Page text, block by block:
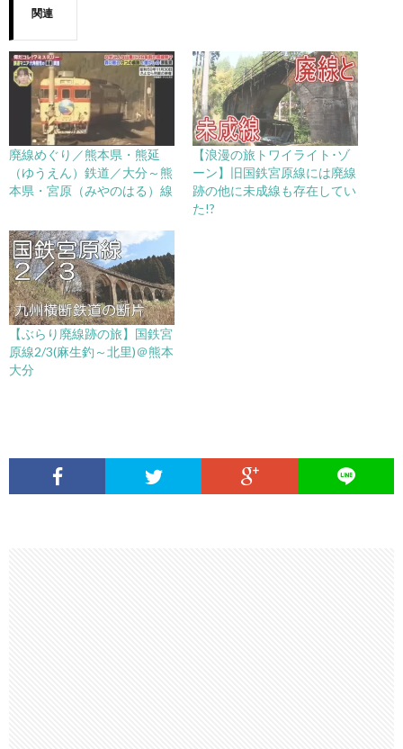
関連
廃線めぐり／熊本県・熊延
（ゆうえん）鉄道／大分～熊
本県・宮原（みやのはる）線
【浪漫の旅トワイライト･ゾ
ーン】旧国鉄宮原線には廃線
跡の他に未成線も存在してい
た!?
【ぶらり廃線跡の旅】国鉄宮
原線2/3(麻生釣～北里)＠熊本
大分